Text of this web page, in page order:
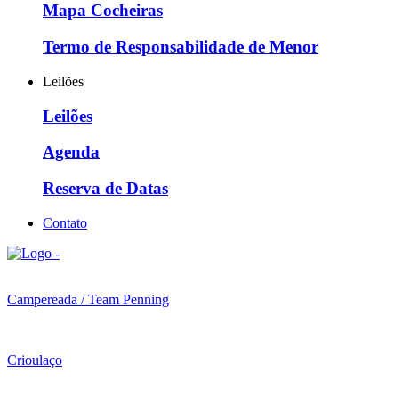
Mapa Cocheiras
Termo de Responsabilidade de Menor
Leilões
Leilões
Agenda
Reserva de Datas
Contato
Campereada / Team Penning
Crioulaço